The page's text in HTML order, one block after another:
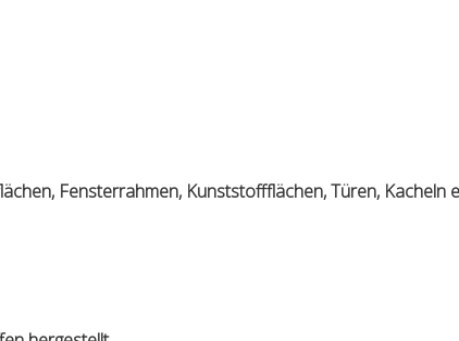
Fensterrahmen, Kunststoffflächen, Türen, Kacheln